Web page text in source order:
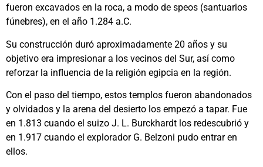
fueron excavados en la roca, a modo de speos (santuarios
fúnebres), en el año 1.284 a.C.
Su construcción duró aproximadamente 20 años y su
objetivo era impresionar a los vecinos del Sur, así como
reforzar la influencia de la religión egipcia en la región.
Con el paso del tiempo, estos templos fueron abandonados
y olvidados y la arena del desierto los empezó a tapar. Fue
en 1.813 cuando el suizo J. L. Burckhardt los redescubrió y
en 1.917 cuando el explorador G. Belzoni pudo entrar en
ellos.